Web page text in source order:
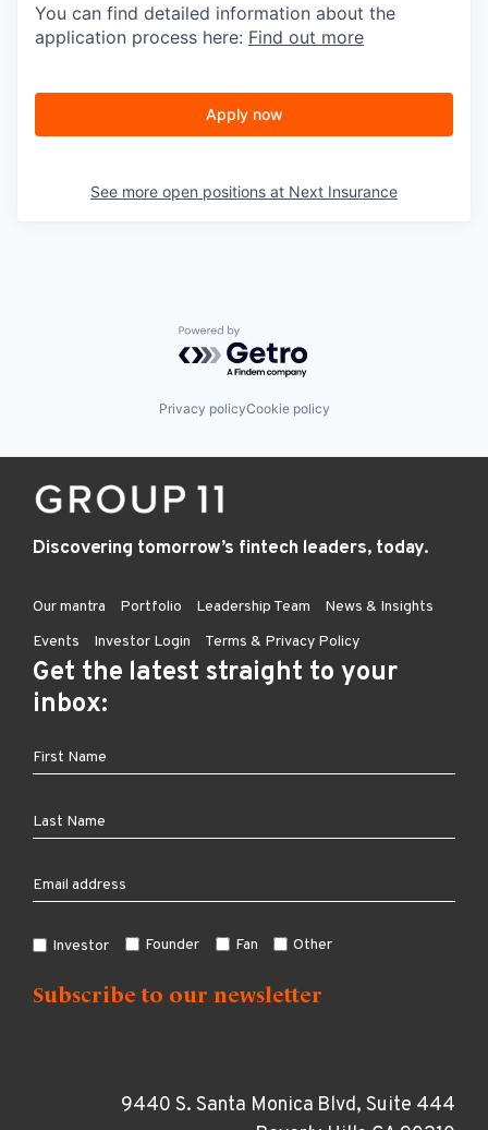
You can find detailed information about the
application process here: Find out more
Apply now
See more open positions at Next Insurance
Powered by Getro.com
Privacy policyCookie policy
Discovering tomorrow’s fintech leaders, today.
Our mantra Portfolio Leadership Team
News & Insights
Events
Investor Login Terms & Privacy Policy
Get the latest straight to your
inbox:
Investor Founder Fan Other
9440 S. Santa Monica Blvd, Suite 444